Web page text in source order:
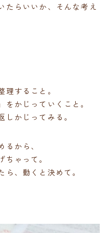
たらいいか、そんな考え
理すること。
かじっていくこと。
かじってみる。
から、
ゃって。
、動くと決めて。